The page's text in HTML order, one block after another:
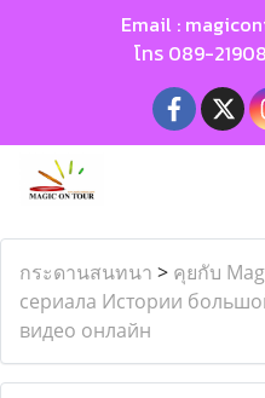
Email :
โทร 089-
กระดานสนทนา > คุยกับ
сериала Истории
видео онлайн